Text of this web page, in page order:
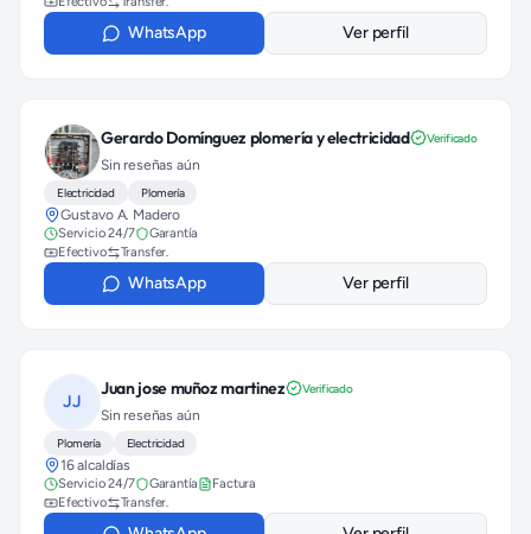
WhatsApp Ver perfil
Gerardo Domínguez plomería y electricidad Verificado
Sin reseñas aún
Electricidad Plomería
Gustavo A. Madero
Servicio 24/7
Garantía
Efectivo
Transfer.
WhatsApp Ver perfil
JJ
Juan jose muñoz martinez Verificado
Sin reseñas aún
Plomería Electricidad
16 alcaldías
Servicio 24/7 Garantía
Factura
Efectivo
Transfer.